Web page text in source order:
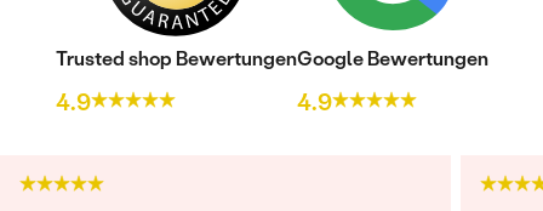
Trusted shop Bewertungen
4.9
Google Bewertungen
4.9